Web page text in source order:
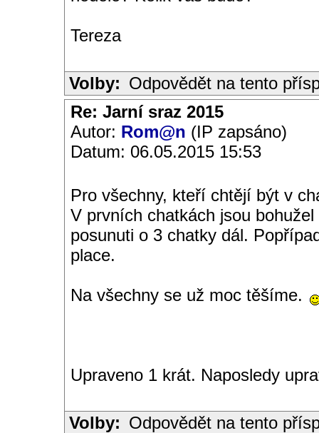
Tereza
Volby: Odpovědět na tento
Re: Jarní sraz 2015
Autor: Rom@n (IP zapsáno)
Datum: 06.05.2015 15:53
Pro všechny, kteří chtějí být v
V prvních chatkách jsou
posunuti o 3 chatky dál.
place.
Na všechny se už moc těšíme.
Upraveno 1 krát. Naposledy
Volby: Odpovědět na tento